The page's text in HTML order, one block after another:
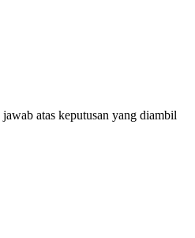
atas keputusan yang diambil